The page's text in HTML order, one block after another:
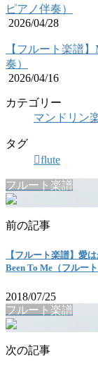
ピアノ伴奏）
2026/04/28
【フルート楽譜
奏）
2026/04/16
カテゴリー
マンドリン
タグ
flute
フルート楽譜
前の記事
【フルート楽譜】愛
Been To Me（フルー
2018/07/25
フルート楽譜
次の記事